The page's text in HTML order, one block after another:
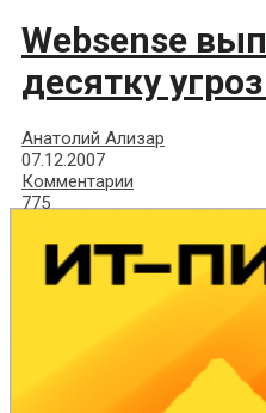
Websense
десятку
Анатолий Ализар
07.12.2007
Комментарии
775